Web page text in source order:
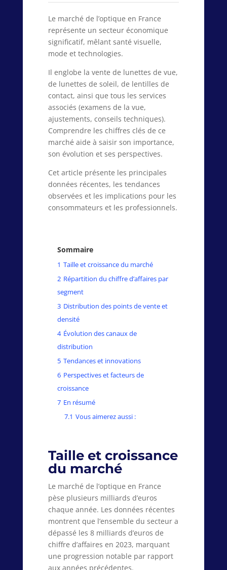
Le marché de l’optique en France
représente un secteur économique
significatif, mêlant santé visuelle,
mode et technologies.
Il englobe la vente de lunettes de vue,
de lunettes de soleil, de lentilles de
contact, ainsi que tous les services
associés (examens de la vue,
ajustements, conseils techniques).
Comprendre les chiffres clés de ce
marché aide à saisir son importance,
son évolution et ses perspectives.
Cet article présente les principales
données récentes, les tendances
observées et les implications pour les
consommateurs et les professionnels.
Sommaire
1 Taille et croissance du marché
2 Répartition du chiffre d’affaires par
segment
3 Distribution des points de vente et
densité
4 Évolution des canaux de
distribution
5 Tendances et innovations
6 Perspectives et facteurs de
croissance
7 En résumé
7.1 Vous aimerez aussi :
Taille et croissance
du marché
Le marché de l’optique en France
pèse plusieurs milliards d’euros
chaque année. Les données récentes
montrent que l’ensemble du secteur a
dépassé les 8 milliards d’euros de
chiffre d’affaires en 2023, marquant
une progression notable par rapport
aux années précédentes.